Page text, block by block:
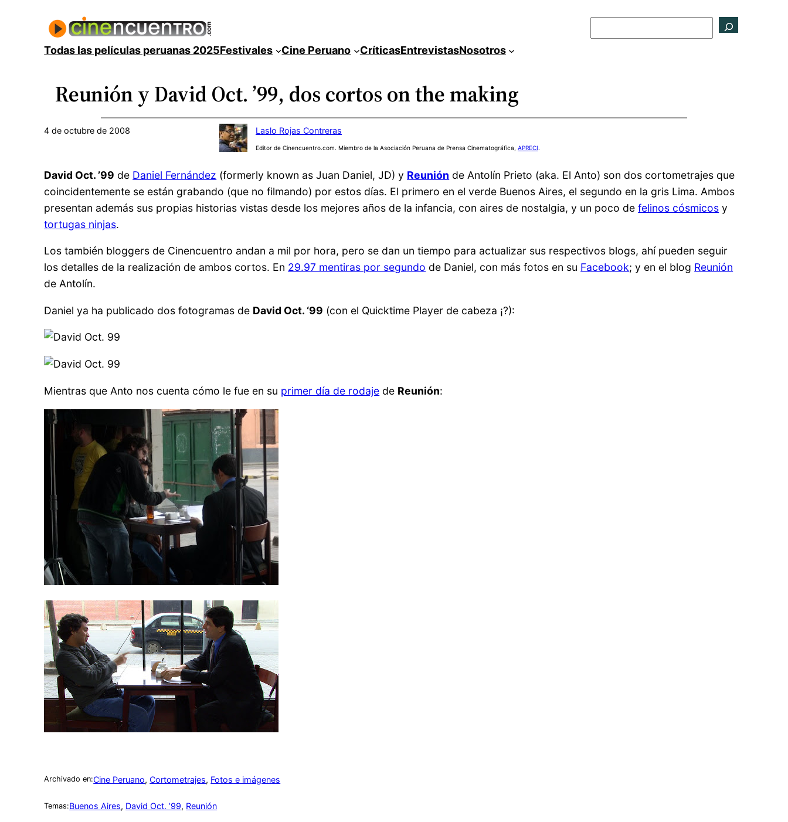
contenidoTodas las películas peruanas 2025Festivales Cine Peruano CríticasEntrevistasNosotros
Reunión y David Oct. ’99, dos cortos on the making
4 de octubre de 2008 Laslo Rojas Contreras
Editor de Cinencuentro.com. Miembro de la Asociación Peruana de Prensa Cinematográfica, APRECI.
David Oct. ’99 de Daniel Fernández (formerly known as Juan Daniel, JD) y Reunión de Antolín Prieto (aka. El Anto) son dos cortometrajes que
coincidentemente se están grabando (que no filmando) por estos días. El primero en el verde Buenos Aires, el segundo en la gris Lima. Ambos
presentan además sus propias historias vistas desde los mejores años de la infancia, con aires de nostalgia, y un poco defelinos cósmicos y
tortugas ninjas.
Los también bloggers de Cinencuentro andan a mil por hora, pero se dan un tiempo para actualizar sus respectivos blogs, ahí pueden seguir
los detalles de la realización de ambos cortos. En 29.97 mentiras por segundo de Daniel, con más fotos en su Facebook; y en el blog Reunión
de Antolín.
Daniel ya ha publicado dos fotogramas de David Oct. ‘99 (con el Quicktime Player de cabeza ¡?):
Mientras que Anto nos cuenta cómo le fue en su primer día de rodaje de Reunión:
Archivado en:Cine Peruano, Cortometrajes, Fotos e imágenes
Temas:Buenos Aires, David Oct. ’99, Reunión